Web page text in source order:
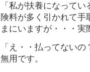
「私が扶養になって
険料が多く引かれて
まにいますが・・・
「え・・払ってない
無用です。